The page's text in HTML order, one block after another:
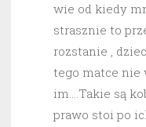
wie od kiedy
strasznie to
rozstanie ,
tego matce nie
im….Takie są
prawo stoi po